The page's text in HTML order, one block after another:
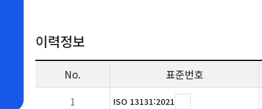
이력정보
No. 표준번호
1 ISO 13131:2021